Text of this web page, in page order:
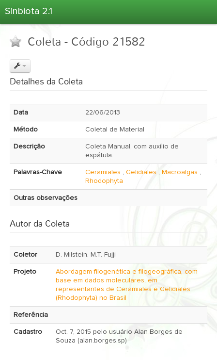
Sinbiota 2.1
Informações Ambientais
Coletas
Atlas 2.1
Estatísticas
Login
Coleta - Código 21582
Detalhes da Coleta
Data 22/06/2013
Método Coletal de Material
Descrição
Coleta Manual, com auxílio de
espátula.
Palavras-Chave Ceramiales , Gelidiales , Macroalgas ,
Rhodophyta
Outras observações
Autor da Coleta
Coletor D. Milstein. M.T. Fujji
Projeto
Abordagem filogenética e filogeográfica, com
base em dados moleculares, em
representantes de Ceramiales e Gelidiales
(Rhodophyta) no Brasil
Referência
Cadastro
Oct. 7, 2015 pelo usuário Alan Borges de
Souza (alan.borges.sp)